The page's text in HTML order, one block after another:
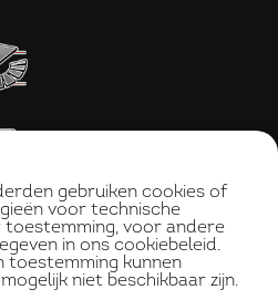
gebruiken cookies of
voor technische
toestemming, voor andere
in ons cookiebeleid.
toestemming kunnen
niet beschikbaar zijn.